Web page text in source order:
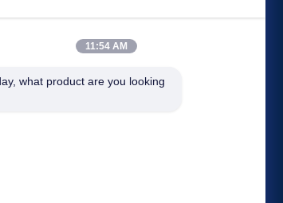
Pedido Umas citações
11:54 AM
what product are you looking